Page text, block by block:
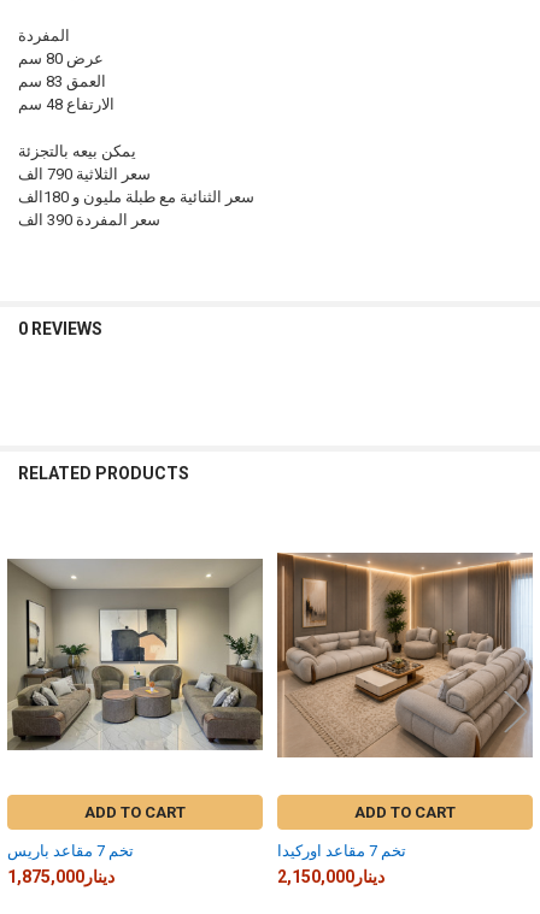
المفردة
عرض 80 سم
العمق 83 سم
الارتفاع 48 سم
يمكن بيعه بالتجزئة
سعر الثلاثية 790 الف
سعر الثنائية مع طبلة مليون و 180الف
سعر المفردة 390 الف
0 REVIEWS
RELATED PRODUCTS
Related
Products
ADD TO CART
تخم 7 مقاعد باريس
1,875,000دينار
ADD TO CART
تخم 7 مقاعد اوركيدا
2,150,000دينار